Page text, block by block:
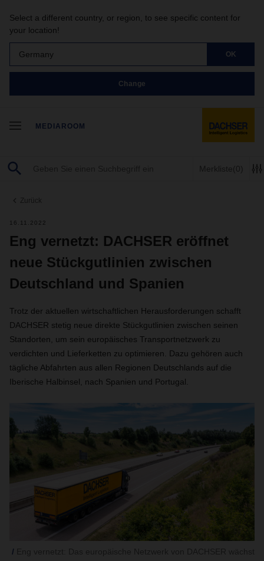
Select a different country, or region, to see specific content for
your location!
Germany OK
Change
MEDIAROOM
Merkliste(0)
Zurück
16.11.2022
Eng vernetzt: DACHSER eröffnet
neue Stückgutlinien zwischen
Deutschland und Spanien
Trotz der aktuellen wirtschaftlichen Herausforderungen schafft
DACHSER stetig neue direkte Stückgutlinien zwischen seinen
Standorten, um sein europäisches Transportnetzwerk zu
verdichten und Lieferketten zu optimieren. Dazu gehören auch
tägliche Abfahrten aus allen Regionen Deutschlands auf die
Iberische Halbinsel, nach Spanien und Portugal.